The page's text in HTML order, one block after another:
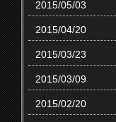
2015/05/03
2015/04/20
2015/03/23
2015/03/09
2015/02/20